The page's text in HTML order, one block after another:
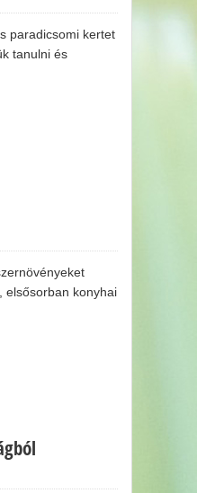
paradicsomi kertet
tanulni és
elsősorban konyhai